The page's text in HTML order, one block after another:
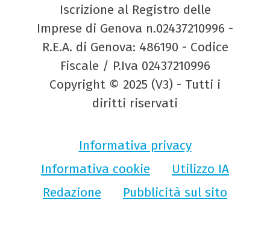
Iscrizione al Registro delle
Imprese di Genova n.02437210996 -
R.E.A. di Genova: 486190 - Codice
Fiscale / P.Iva 02437210996
Copyright © 2025 (V3) - Tutti i
diritti riservati
Informativa privacy
Informativa cookie
Utilizzo IA
Redazione
Pubblicità sul sito